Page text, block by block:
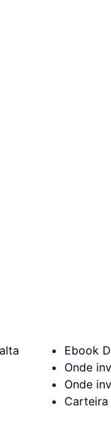
Ebook
Onde
Onde
Carteira